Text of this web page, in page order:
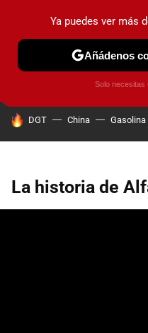
PRUEBAS COCHES
HOY SE HABLA DE
DGT China Gasolina
La historia de
Ya puedes ver más
Añádenos
Solo necesitas